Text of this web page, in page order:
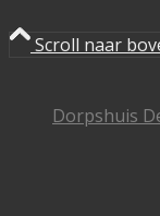
Dorpshuis
Scroll naar